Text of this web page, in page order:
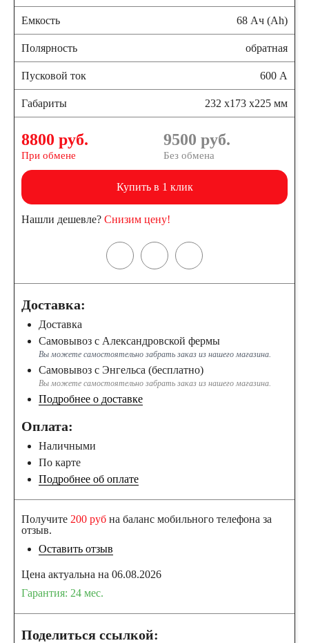
Емкость 68 Ач (Ah)
Полярность обратная
Пусковой ток 600 А
Габариты 232 x173 x225 мм
8800 руб.
При обмене
9500 руб.
Без обмена
Купить в 1 клик
Нашли дешевле? Снизим цену!
Доставка:
Доставка
Самовывоз с Александровской фермы
Вы можете самостоятельно забрать заказ из нашего магазина.
Самовывоз с Энгельса (бесплатно)
Вы можете самостоятельно забрать заказ из нашего магазина.
Подробнее о доставке
Оплата:
Наличными
По карте
Подробнее об оплате
Получите 200 руб на баланс мобильного телефона за
отзыв.
Оставить отзыв
Цена актуальна на 06.08.2026
Гарантия: 24 мес.
Поделиться ссылкой: